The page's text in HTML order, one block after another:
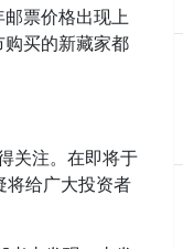
票价格出现上
购买的新藏家都
关注。在即将于
将给广大投资者